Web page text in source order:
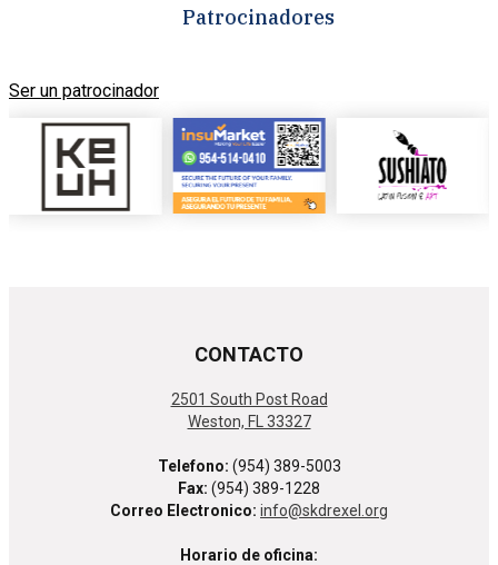
Patrocinadores
Ser un patrocinador
CONTACTO
2501 South Post Road
Weston, FL 33327
Telefono: (954) 389-5003
Fax: (954) 389-1228
Correo Electronico: info@skdrexel.org
Horario de oficina: